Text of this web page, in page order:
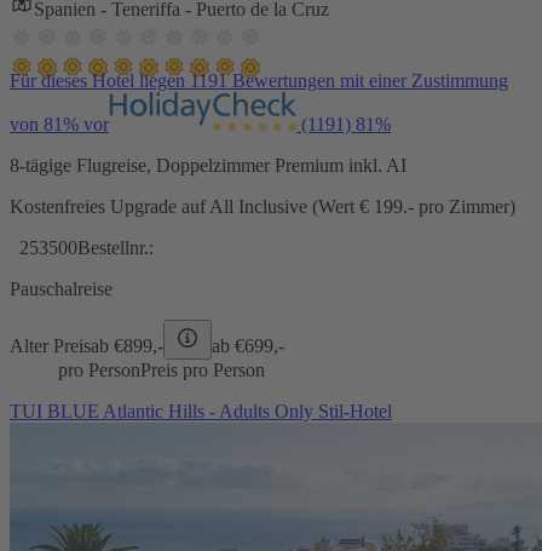
Spanien - Teneriffa - Puerto de la Cruz
Für dieses Hotel liegen 1191 Bewertungen mit einer Zustimmung
von 81% vor (1191) 81%
8-tägige Flugreise, Doppelzimmer Premium inkl. AI
Kostenfreies Upgrade auf All Inclusive (Wert € 199.- pro Zimmer)
253500Bestellnr.:
Pauschalreise
Alter Preisab €899,- ab €699,-
pro PersonPreis pro Person
TUI BLUE Atlantic Hills - Adults Only Stil-Hotel